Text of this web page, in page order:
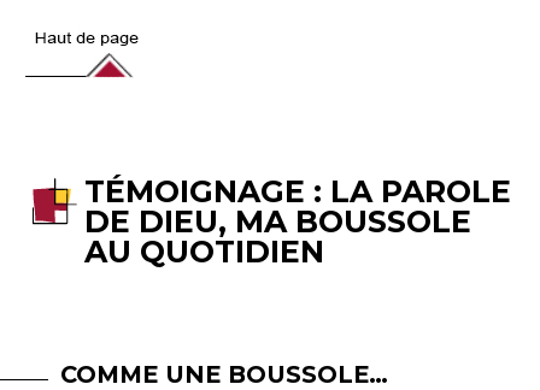
TÉMOIGNAGE : LA PAROLE
DE DIEU, MA BOUSSOLE
AU QUOTIDIEN
COMME UNE BOUSSOLE…